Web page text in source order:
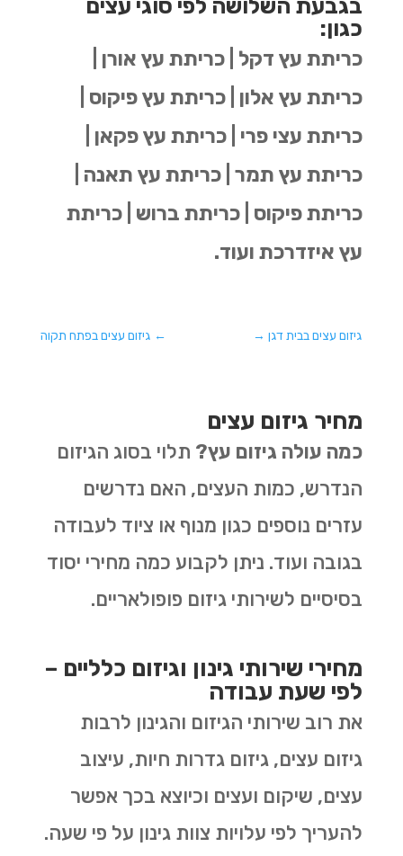
בגבעת השלושה לפי סוגי עצים
כגון:
כריתת עץ דקל | כריתת עץ אורן |
כריתת עץ אלון | כריתת עץ פיקוס |
כריתת עצי פרי | כריתת עץ פקאן |
כריתת עץ תמר | כריתת עץ תאנה |
כריתת פיקוס | כריתת ברוש | כריתת
עץ איזדרכת ועוד.
← גיזום עצים בפתח תקוה גיזום עצים בבית דגן→
מחיר גיזום עצים
כמה עולה גיזום עץ? תלוי בסוג הגיזום
הנדרש, כמות העצים, האם נדרשים
עזרים נוספים כגון מנוף או ציוד לעבודה
בגובה ועוד. ניתן לקבוע כמה מחירי יסוד
בסיסיים לשירותי גיזום פופולאריים.
מחירי שירותי גינון וגיזום כלליים –
לפי שעת עבודה
את רוב שירותי הגיזום והגינון לרבות
גיזום עצים, גיזום גדרות חיות, עיצוב
עצים, שיקום ועצים וכיוצא בכך אפשר
להעריך לפי עלויות צוות גינון על פי שעה.